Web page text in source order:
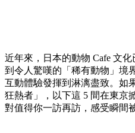
近年來， 日本的動物 Cafe 文
到令人驚嘆的「稀有動物」境界
互動體驗發揮到淋漓盡致。 如
狂熱者」， 以下這 5 間在東京
對值得你一訪再訪， 感受瞬間